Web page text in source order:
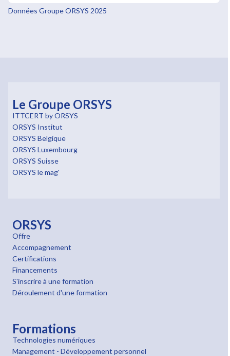
Données Groupe ORSYS 2025
Le Groupe ORSYS
ITTCERT by ORSYS
ORSYS Institut
ORSYS Belgique
ORSYS Luxembourg
ORSYS Suisse
ORSYS le mag'
ORSYS
Offre
Accompagnement
Certifications
Financements
S'inscrire à une formation
Déroulement d'une formation
Formations
Technologies numériques
Management - Développement personnel